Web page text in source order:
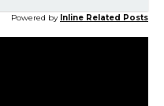
Powered by Inline Related Posts